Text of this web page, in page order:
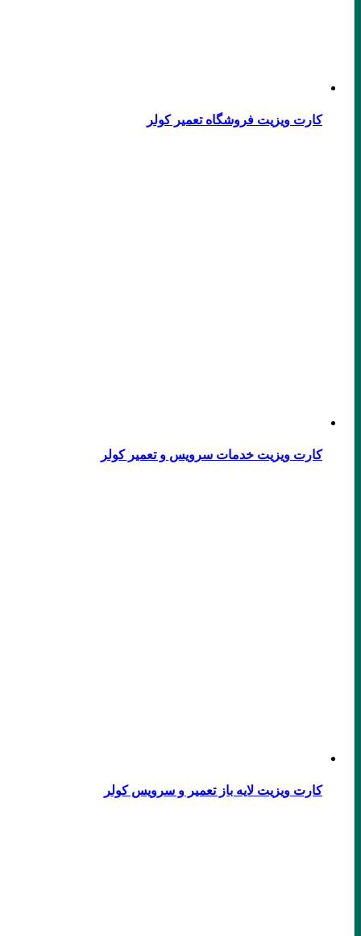
کارت ویزیت فروشگاه تعمیر کولر
کارت ویزیت خدمات سرویس و تعمیر کولر
کارت ویزیت لایه باز تعمیر و سرویس کولر